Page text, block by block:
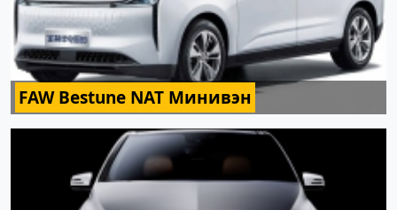
FAW Bestune NAT Минивэн